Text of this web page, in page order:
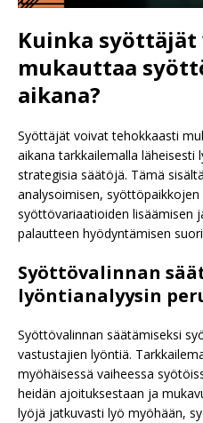
Kuinka
mukauttaa
aikana?
Syöttäjät voivat tehokkaasti
aikana tarkkailemalla
strategisia säätöjä. Tämä
analysoimisen,
syöttövariaatioiden lisäämisen
palautteen hyödyntämisen
Syöttövalinnan
lyöntianalyysin
Syöttövalinnan säätämiseksi
vastustajien lyöntiä.
myöhäisessä vaiheessa
heidän ajoituksestaan ja
lyöjä jatkuvasti lyö myöhään,